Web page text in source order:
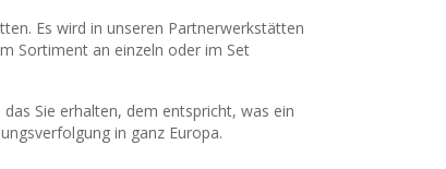
Es wird in unseren Partnerwerkstätten
Sortiment an einzeln oder im Set
Sie erhalten, dem entspricht, was ein
in ganz Europa.